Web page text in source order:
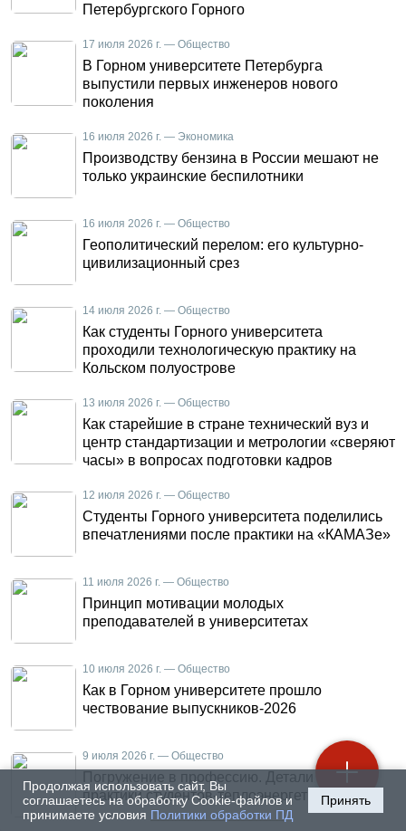
Продолжая использовать сайт, Вы
соглашаетесь на обработку Cookie-файлов и
принимаете условия Политики обработки ПД
Принять
Петербургского Горного
17 июля 2026 г. — Общество
В Горном университете Петербурга
выпустили первых инженеров нового
поколения
16 июля 2026 г. — Экономика
Производству бензина в России мешают не
только украинские беспилотники
16 июля 2026 г. — Общество
Геополитический перелом: его культурно-
цивилизационный срез
14 июля 2026 г. — Общество
Как студенты Горного университета
проходили технологическую практику на
Кольском полуострове
13 июля 2026 г. — Общество
Как старейшие в стране технический вуз и
центр стандартизации и метрологии «сверяют
часы» в вопросах подготовки кадров
12 июля 2026 г. — Общество
Студенты Горного университета поделились
впечатлениями после практики на «КАМАЗе»
11 июля 2026 г. — Общество
Принцип мотивации молодых
преподавателей в университетах
10 июля 2026 г. — Общество
Как в Горном университете прошло
чествование выпускников-2026
9 июля 2026 г. — Общество
Погружение в профессию. Детали летней
практики студентов-теплоэнергетиков